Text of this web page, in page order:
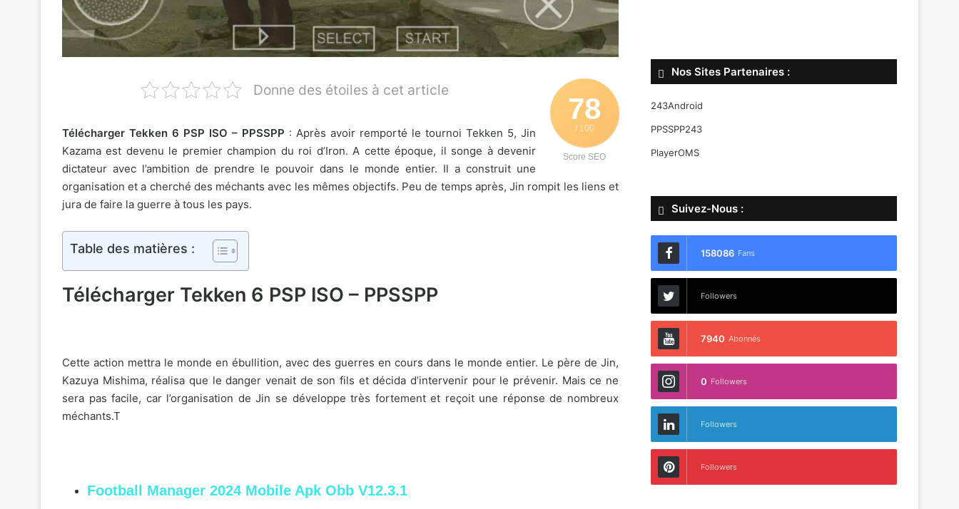
78
/ 100
Score SEO
Donne des étoiles à cet article
Télécharger Tekken 6 PSP ISO – PPSSPP : Après avoir remporté le tournoi Tekken 5, Jin
Kazama est devenu le premier champion du roi d’Iron. A cette époque, il songe à devenir
dictateur avec l’ambition de prendre le pouvoir dans le monde entier. Il a construit une
organisation et a cherché des méchants avec les mêmes objectifs. Peu de temps après, Jin rompit les liens et
jura de faire la guerre à tous les pays.
Table des matières :
Télécharger Tekken 6 PSP ISO – PPSSPP
Cette action mettra le monde en ébullition, avec des guerres en cours dans le monde entier. Le père de Jin,
Kazuya Mishima, réalisa que le danger venait de son fils et décida d’intervenir pour le prévenir. Mais ce ne
sera pas facile, car l’organisation de Jin se développe très fortement et reçoit une réponse de nombreux
méchants.T
Football Manager 2024 Mobile Apk Obb V12.3.1
Nos Sites Partenaires :
243Android
PPSSPP243
PlayerOMS
Suivez-Nous :
158086 Fans
Followers
7940 Abonnés
0 Followers
Followers
Followers